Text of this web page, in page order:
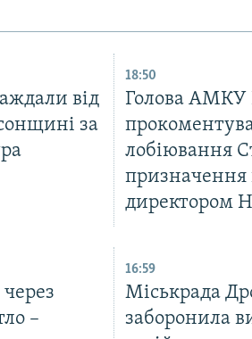
від
за
18:50
Голова АМКУ
лобіювання
призначення
директором
–
16:59
Міськрада
заборонила